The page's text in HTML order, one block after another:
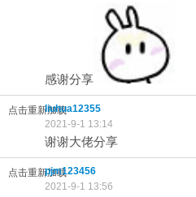
感谢分享
点击重新加载liuhua12355
2021-9-1 13:14
谢谢大佬分享
点击重新加载pjm123456
2021-9-1 13:56